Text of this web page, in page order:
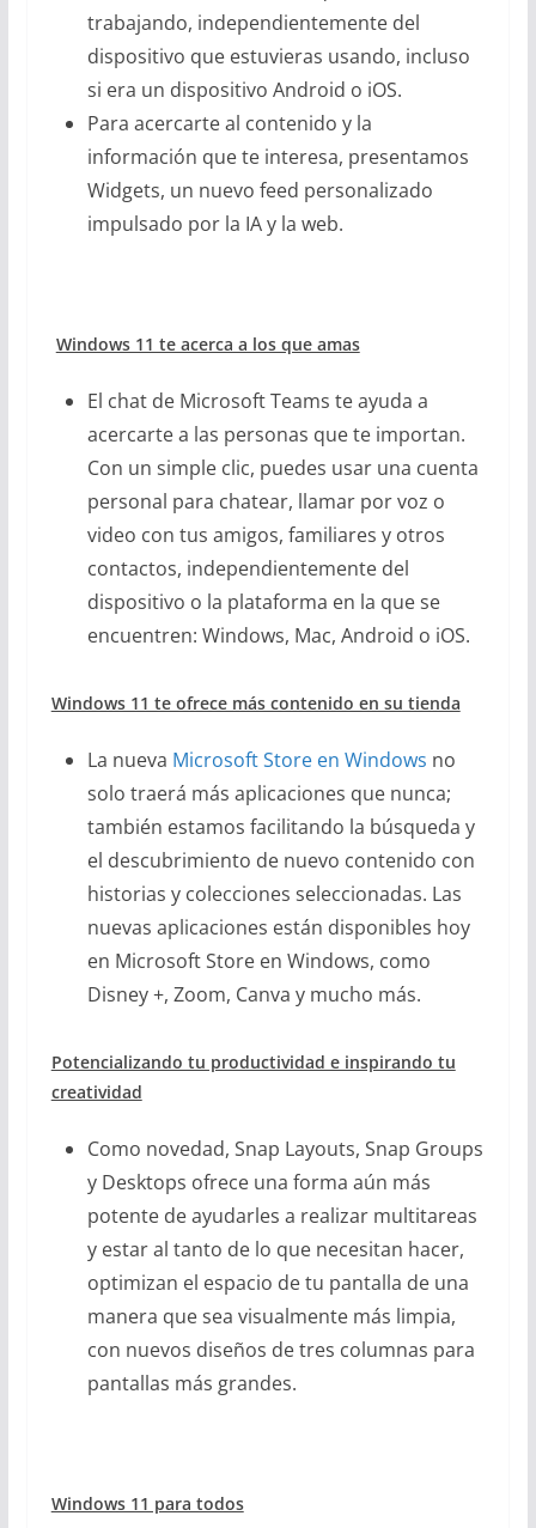
trabajando, independientemente del
dispositivo que estuvieras usando, incluso
si era un dispositivo Android o iOS.
Para acercarte al contenido y la
información que te interesa, presentamos
Widgets, un nuevo feed personalizado
impulsado por la IA y la web.
Windows 11 te acerca a los que amas
El chat de Microsoft Teams te ayuda a
acercarte a las personas que te importan.
Con un simple clic, puedes usar una cuenta
personal para chatear, llamar por voz o
video con tus amigos, familiares y otros
contactos, independientemente del
dispositivo o la plataforma en la que se
encuentren: Windows, Mac, Android o iOS.
Windows 11 te ofrece más contenido en su tienda
La nueva Microsoft Store en Windows no
solo traerá más aplicaciones que nunca;
también estamos facilitando la búsqueda y
el descubrimiento de nuevo contenido con
historias y colecciones seleccionadas. Las
nuevas aplicaciones están disponibles hoy
en Microsoft Store en Windows, como
Disney +, Zoom, Canva y mucho más.
Potencializando tu productividad e inspirando tu
creatividad
Como novedad, Snap Layouts, Snap Groups
y Desktops ofrece una forma aún más
potente de ayudarles a realizar multitareas
y estar al tanto de lo que necesitan hacer,
optimizan el espacio de tu pantalla de una
manera que sea visualmente más limpia,
con nuevos diseños de tres columnas para
pantallas más grandes.
Windows 11 para todos